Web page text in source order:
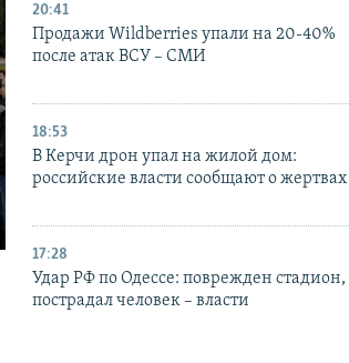
20:41
Продажи Wildberries упали на 20-40%
после атак ВСУ – СМИ
18:53
В Керчи дрон упал на жилой дом:
российские власти сообщают о жертвах
17:28
Удар РФ по Одессе: поврежден стадион,
пострадал человек – власти